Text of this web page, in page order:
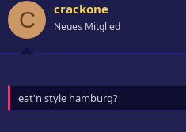
C crackone
Neues Mitglied
eat'n style hamburg?